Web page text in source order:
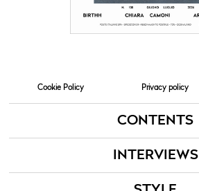
Cookie Policy Privacy policy
CONTENTS
INTERVIEWS